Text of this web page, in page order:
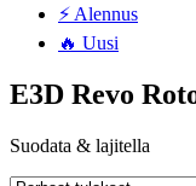
⚡ Alennus
🔥 Uusi
E3D Revo
Suodata & lajitella